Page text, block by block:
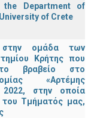
Department of
of Crete
στην ομάδα των
Κρήτης που
βραβείο στο
«Αρτέμης
2022, στην οποία
του Τμήματός μας,